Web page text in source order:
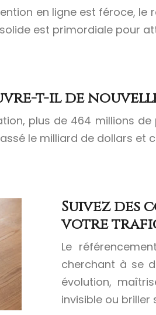
en ligne est féroce,
est primordiale pour
t-il de
plus de 464 millions
le milliard de dollars et
Suivez des
votre
Le
cherchant à se
évolution,
invisible ou briller